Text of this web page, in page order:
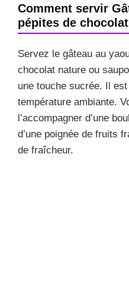
Comment servir
pépites de chocolat
Servez le gâteau au
chocolat nature ou
une touche sucrée. Il
température ambiante.
l’accompagner d’une
d’une poignée de fruits
de fraîcheur.